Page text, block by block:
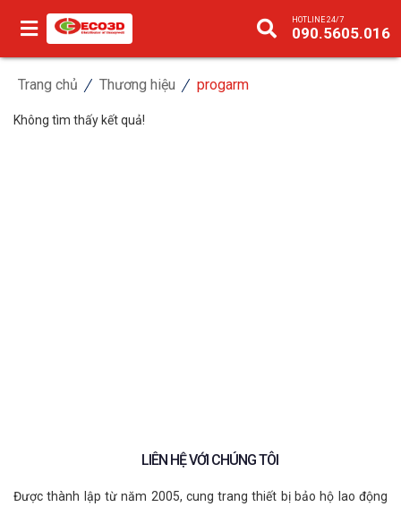
HOTLINE 24/7
090.5605.016
Trang chủ Thương hiệu progarm
Không tìm thấy kết quả!
LIÊN HỆ VỚI CHÚNG TÔI
Được thành lập từ năm 2005, cung trang thiết bị bảo hộ lao động